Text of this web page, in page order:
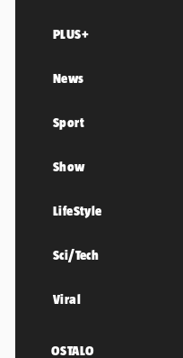
PLUS+
News
Sport
Show
LifeStyle
Sci/Tech
Viral
OSTALO